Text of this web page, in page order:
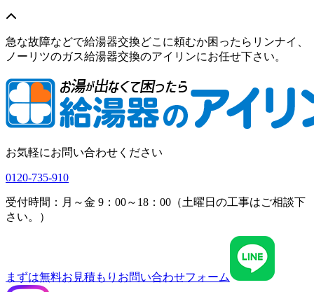
急な故障などで給湯器交換どこに頼むか困ったらリンナイ、
ノーリツのガス給湯器交換のアイリンにお任せ下さい。
お気軽にお問い合わせください
0120-735-910
受付時間：月～金 9：00～18：00（土曜日の工事はご相談下
さい。）
まずは無料お見積もり お問い合わせフォーム